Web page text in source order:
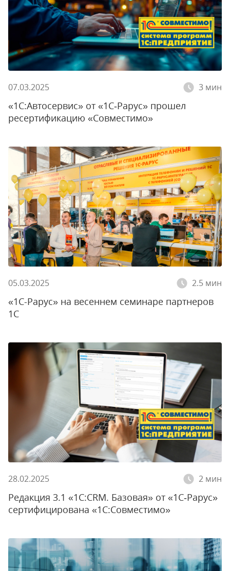
07.03.2025 3 мин
«1С:Автосервис» от «1С‑Рарус» прошел
ресертификацию «Совместимо»
05.03.2025 2.5 мин
«1С-Рарус» на весеннем семинаре партнеров
1С
28.02.2025 2 мин
Редакция 3.1 «1С:CRM. Базовая» от «1С‑Рарус»
сертифицирована «1С:Совместимо»